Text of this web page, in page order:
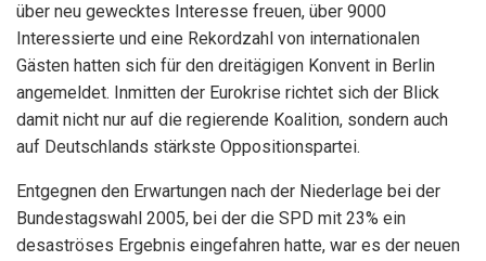
über neu gewecktes Interesse freuen, über 9000
Interessierte und eine Rekordzahl von internationalen
Gästen hatten sich für den dreitägigen Konvent in Berlin
angemeldet. Inmitten der Eurokrise richtet sich der Blick
damit nicht nur auf die regierende Koalition, sondern auch
auf Deutschlands stärkste Oppositionspartei.
Entgegnen den Erwartungen nach der Niederlage bei der
Bundestagswahl 2005, bei der die SPD mit 23% ein
desaströses Ergebnis eingefahren hatte, war es der neuen